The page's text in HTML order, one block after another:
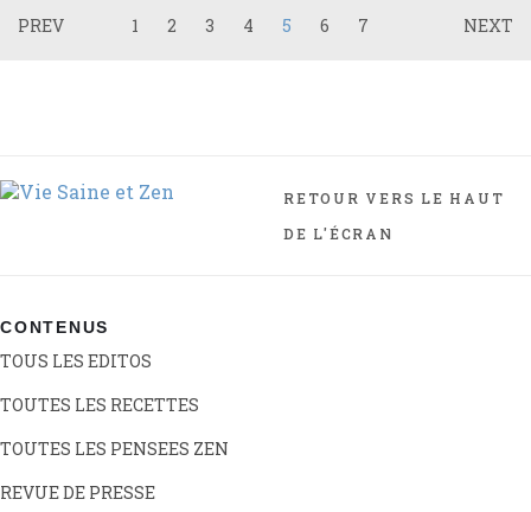
PREV 1 2 3 4 5 6 7 NEXT
RETOUR VERS LE HAUT
DE L'ÉCRAN
CONTENUS
TOUS LES EDITOS
TOUTES LES RECETTES
TOUTES LES PENSEES ZEN
REVUE DE PRESSE